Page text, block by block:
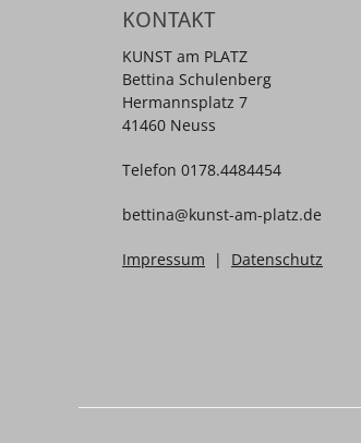
KONTAKT
KUNST am PLATZ
Bettina Schulenberg
Hermannsplatz 7
41460 Neuss
Telefon 0178.4484454
bettina@kunst-am-platz.de
Impressum | Datenschutz